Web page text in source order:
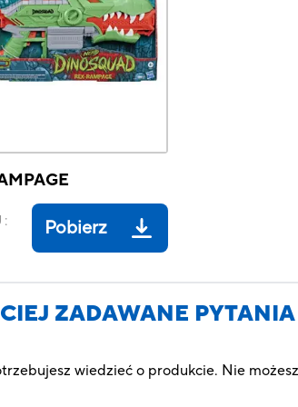
:
Pobierz
ZADAWANE
wiedzieć o produkcie. Nie